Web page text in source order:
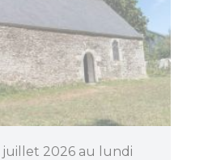
Dormir
2026 au lundi